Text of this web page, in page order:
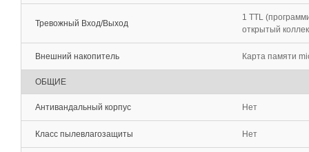
Тревожный Вход/Выход
1 TTL
открытый
Внешний накопитель Карта памяти
ОБЩИЕ
Антивандальный корпус Нет
Класс пылевлагозащиты Нет